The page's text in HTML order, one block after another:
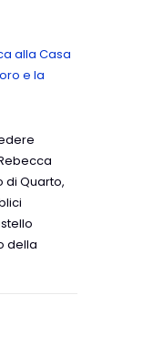
alla Casa
e la
di Quarto,
della